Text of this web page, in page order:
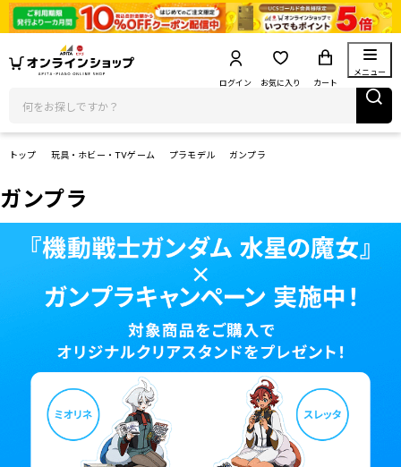
ログイン お気に入り カート
メニュー
トップ 玩具・ホビー・TVゲーム プラモデル ガンプラ
ガンプラ